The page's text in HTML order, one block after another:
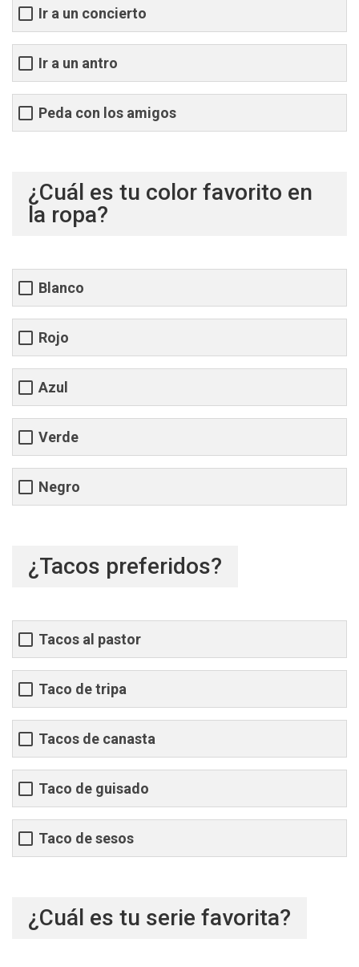
Ir a un concierto
Ir a un antro
Peda con los amigos
¿Cuál es tu color favorito en
la ropa?
Blanco
Rojo
Azul
Verde
Negro
¿Tacos preferidos?
Tacos al pastor
Taco de tripa
Tacos de canasta
Taco de guisado
Taco de sesos
¿Cuál es tu serie favorita?